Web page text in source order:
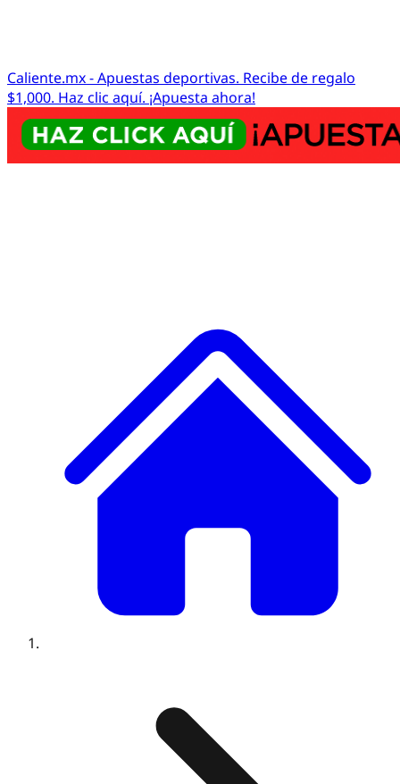
Caliente.mx - Apuestas deportivas. Recibe de regalo
$1,000. Haz clic aquí. ¡Apuesta ahora!